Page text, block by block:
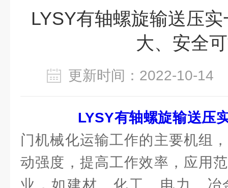
LYSY有轴螺旋输送压
大、安全
更新时间：2022-10-
LYSY有轴螺旋输送压
门机械化运输工作的主要机组
动强度，提高工作效率，应用
业，如建材、化工、电力、